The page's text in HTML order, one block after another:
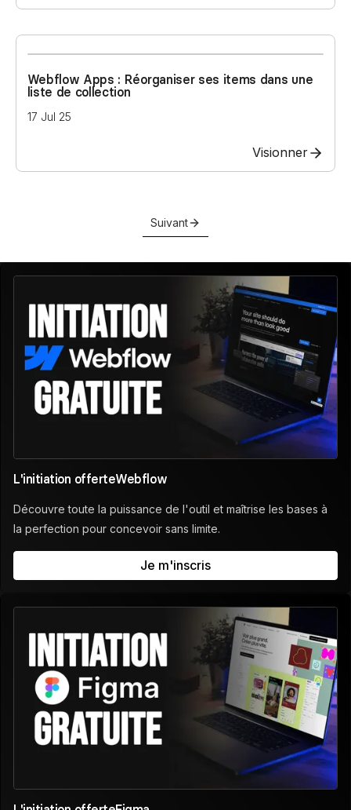
Webflow Apps : Réorganiser ses items dans une
liste de collection
17 Jul 25
Visionner
Suivant
L'initiation offerteWebflow
Découvre toute la puissance de l'outil et maîtrise les bases à
la perfection pour concevoir sans limite.
Je m'inscris